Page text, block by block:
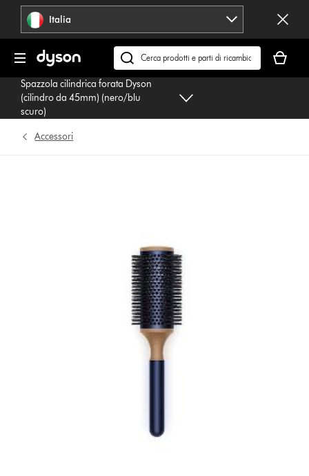
navigazione Italia
Cerca
su
dyson.it
carrello
è
Spazzola cilindrica forata Dyson
(cilindro da 45mm) (nero/blu
scuro)
Accessori